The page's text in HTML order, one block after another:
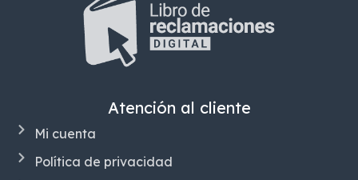
Atención al cliente
Mi cuenta
Política de privacidad